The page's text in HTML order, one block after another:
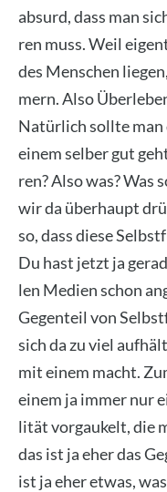
absurd, dass man
ren muss. Weil
des Men­schen
mern. Also
Natür­lich soll­te man
einem sel­ber gut
ren? Also was? Was
wir da über­haupt
so, dass die­se
Du hast jetzt ja
len Medi­en schon
Gegen­teil von
sich da zu viel
mit einem macht.
einem ja immer nur
li­tät vor­gau­kelt, die
das ist ja eher das
ist ja eher etwas,